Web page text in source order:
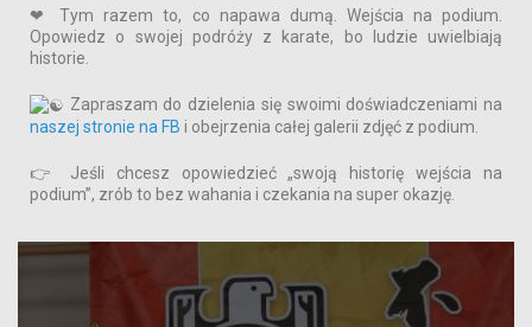
❤ Tym razem to, co napawa dumą. Wejścia na podium.
Opowiedz o swojej podróży z karate, bo ludzie uwielbiają
historie.
Zapraszam do dzielenia się swoimi doświadczeniami na
naszej stronie na FB i obejrzenia całej galerii zdjęć z podium.
👉
Jeśli chcesz opowiedzieć „swoją historię wejścia na
podium”, zrób to bez wahania i czekania na super okazję.